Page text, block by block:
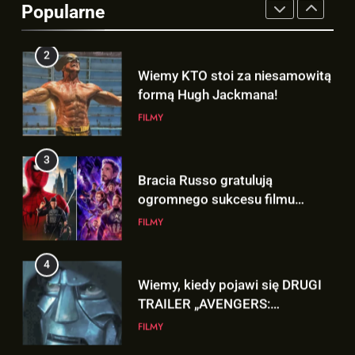
Popularne
3
Bracia Russo gratulują
ogromnego sukcesu filmu
„SPIDER-MAN: BRAND NEW
FILMY
4
Wiemy, kiedy pojawi się DRUGI
TRAILER „AVENGERS:
DOOMSDAY”!
FILMY
5
Mamy wgląd na trailer
„AVENGERS: DOOMSDAY”
pokazany na SDCC!!!
FILMY